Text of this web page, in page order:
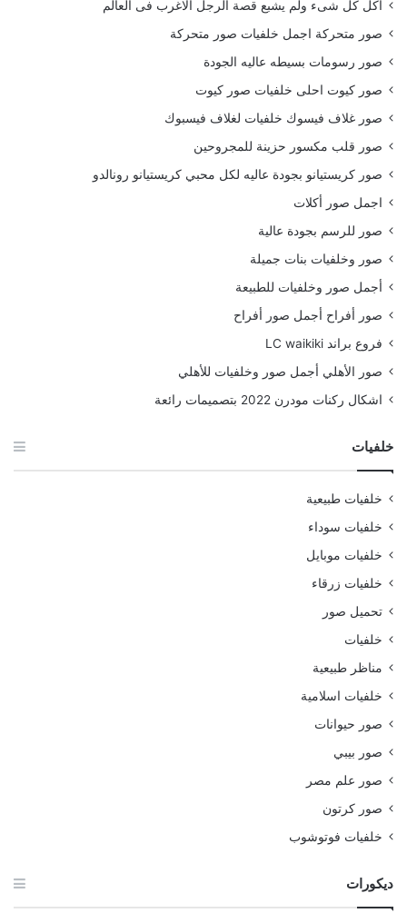
أكل كل شىء ولم يشبع قصة الرجل الاغرب فى العالم
صور متحركة اجمل خلفيات صور متحركة
صور رسومات بسيطه عاليه الجودة
صور كيوت احلى خلفيات صور كيوت
صور غلاف فيسوك خلفيات لغلاف فيسبوك
صور قلب مكسور حزينة للمجروحين
صور كريستيانو بجودة عاليه لكل محبي كريستيانو رونالدو
اجمل صور أكلات
صور للرسم بجودة عالية
صور وخلفيات بنات جميلة
أجمل صور وخلفيات للطبيعة
صور أفراح أجمل صور أفراح
فروع براند LC waikiki
صور الأهلي أجمل صور وخلفيات للأهلي
اشكال ركنات مودرن 2022 بتصميمات رائعة
خلفيات
خلفيات طبيعية
خلفيات سوداء
خلفيات موبايل
خلفيات زرقاء
تحميل صور
خلفيات
مناظر طبيعية
خلفيات اسلامية
صور حيوانات
صور بيبي
صور علم مصر
صور كرتون
خلفيات فوتوشوب
ديكورات